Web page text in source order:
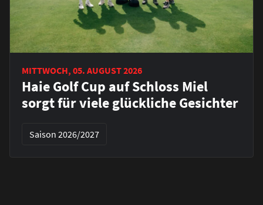
MITTWOCH, 05. AUGUST 2026
Haie Golf Cup auf Schloss Miel
sorgt für viele glückliche Gesichter
Saison 2026/2027